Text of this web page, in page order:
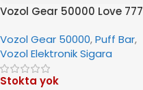
Vozol Gear 50000 Love 777
Vozol Gear 50000,Puff Bar,
Vozol Elektronik Sigara
Stokta yok